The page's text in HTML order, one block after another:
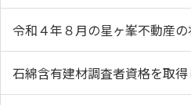
令和４年８月の星ヶ峯不動産
石綿含有建材調査者資格を取得